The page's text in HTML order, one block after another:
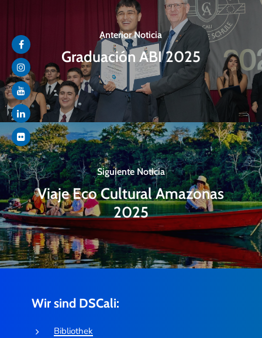
Anterior Noticia
Graduación ABI 2025
Siguiente Noticia
Viaje Eco Cultural Amazonas
2025
Wir sind DSCali:
Bibliothek